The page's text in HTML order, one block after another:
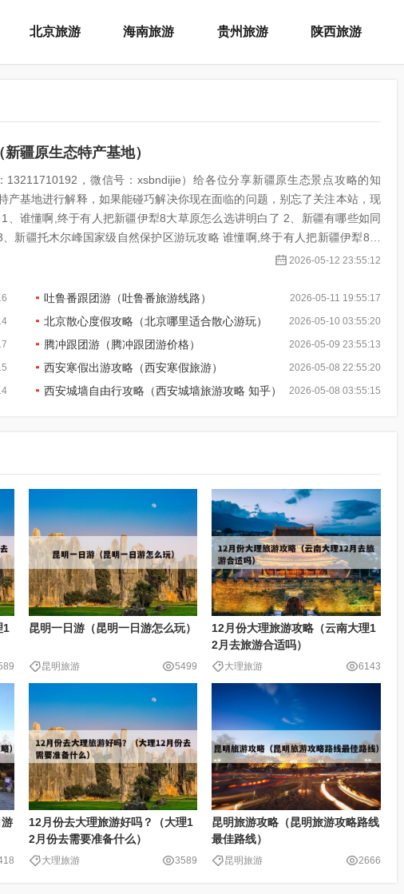
北京旅游 海南旅游 贵州旅游 陕西旅游
疆原生态特产基地）
13211710192，微信号：xsbndijie）给各位分享新疆原生态景点攻略的知
产基地进行解释，如果能碰巧解决你现在面临的问题，别忘了关注本站，现
啊,终于有人把新疆伊犁8大草原怎么选讲明白了 2、新疆有哪些如同
2026-05-12 23:55:12
2026-05-11 19:55:17
吐鲁番跟团游（吐鲁番旅游线路）
2026-05-10 03:55:20
北京散心度假攻略（北京哪里适合散心游玩）
2026-05-09 23:55:13
腾冲跟团游（腾冲跟团游价格）
2026-05-08 22:55:20
西安寒假出游攻略（西安寒假旅游）
2026-05-08 03:55:15
西安城墙自由行攻略（西安城墙旅游攻略 知乎）
1
昆明一日游（昆明一日游怎么玩）
昆明旅游 5499
12月份大理旅游攻略（云南大理1
2月去旅游合适吗）
大理旅游 6143
12月份去大理旅游好吗？（大理1
2月份去需要准备什么）
大理旅游 3589
昆明旅游攻略（昆明旅游攻略路线
最佳路线）
昆明旅游 2666